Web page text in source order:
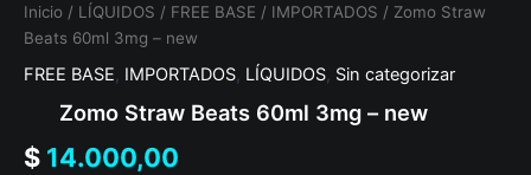
Inicio / LÍQUIDOS / FREE BASE / IMPORTADOS / Zomo Straw
Beats 60ml 3mg – new
FREE BASE, IMPORTADOS, LÍQUIDOS, Sin categorizar
Zomo Straw Beats 60ml 3mg – new
$ 14.000,00